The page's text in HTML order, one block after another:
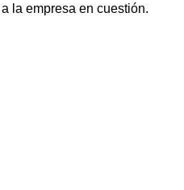
la empresa en cuestión.